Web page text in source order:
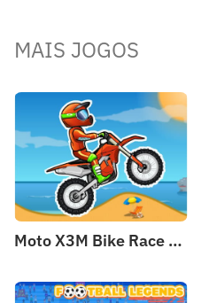
MAIS JOGOS
Moto X3M Bike Race Game